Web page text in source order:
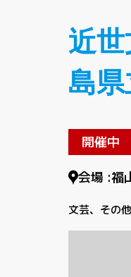
近
島県
開催中
会場 :福
文芸 その他